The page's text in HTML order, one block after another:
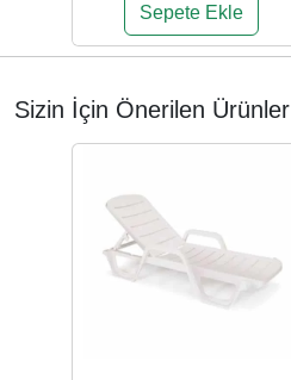
Sepete Ekle
Sizin İçin Önerilen Ürünler